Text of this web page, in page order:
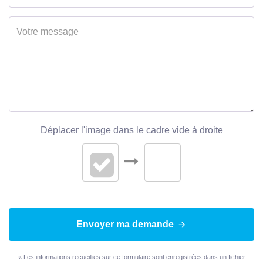
Déplacer l'image dans le cadre vide à droite
Envoyer ma demande
« Les informations recueillies sur ce formulaire sont enregistrées dans un fichier